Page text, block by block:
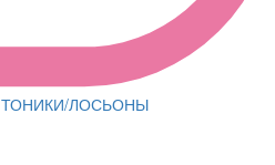
ТОНИКИ/ЛОСЬОНЫ